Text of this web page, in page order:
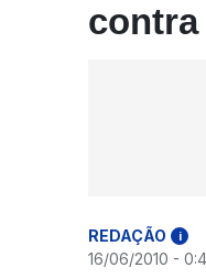
REDAÇÃO i
16/06/2010 -